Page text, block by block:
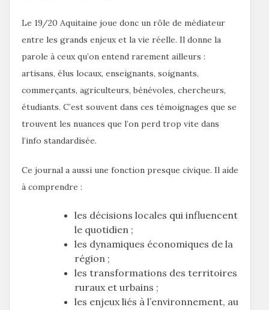
Le 19/20 Aquitaine joue donc un rôle de médiateur
entre les grands enjeux et la vie réelle. Il donne la
parole à ceux qu’on entend rarement ailleurs :
artisans, élus locaux, enseignants, soignants,
commerçants, agriculteurs, bénévoles, chercheurs,
étudiants. C’est souvent dans ces témoignages que se
trouvent les nuances que l’on perd trop vite dans
l’info standardisée.
Ce journal a aussi une fonction presque civique. Il aide
à comprendre :
les décisions locales qui influencent
le quotidien ;
les dynamiques économiques de la
région ;
les transformations des territoires
ruraux et urbains ;
les enjeux liés à l’environnement, au